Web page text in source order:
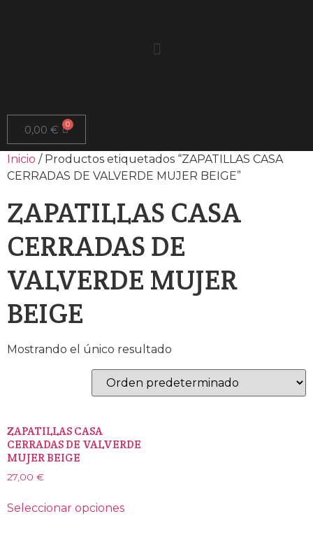
0,00 € 0
Inicio / Productos etiquetados “ZAPATILLAS CASA
CERRADAS DE VALVERDE MUJER BEIGE”
ZAPATILLAS CASA
CERRADAS DE
VALVERDE MUJER
BEIGE
Mostrando el único resultado
ZAPATILLAS CASA
CERRADAS DE VALVERDE
MUJER BEIGE
27,00 €
Seleccionar opciones